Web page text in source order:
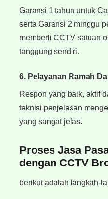
Garansi 1 tahun untuk
serta Garansi 2 minggu
memberli CCTV satuan
tanggung sendiri.
6. Pelayanan Ramah
Respon yang baik, aktif
teknisi penjelasan
yang sangat jelas.
Proses Jasa
dengan CCTV
berikut adalah langkah-